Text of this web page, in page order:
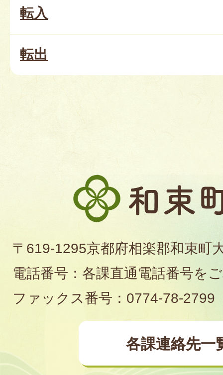
転入
転出
和
束
役
場
〒619-1295京都府相楽郡和束町
電話番号：各課直通電話番号を
ファックス番号：0774-78-2799
各課連絡先一